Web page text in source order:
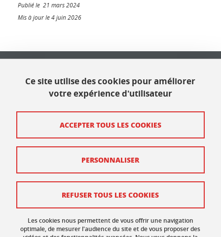
Publié le 21 mars 2024
Mis à jour le 4 juin 2026
621 avenue Centrale
38400 Saint Martin d'Hères
Plan du site
Données personnelles
Gestion des cookies
Ce site utilise des cookies pour améliorer
votre expérience d'utilisateur
Les cookies nous permettent de vous offrir une navigation
optimale, de mesurer l'audience du site et de vous proposer des
ACCEPTER TOUS LES COOKIES
REFUSER TOUS LES COOKIES
PERSONNALISER